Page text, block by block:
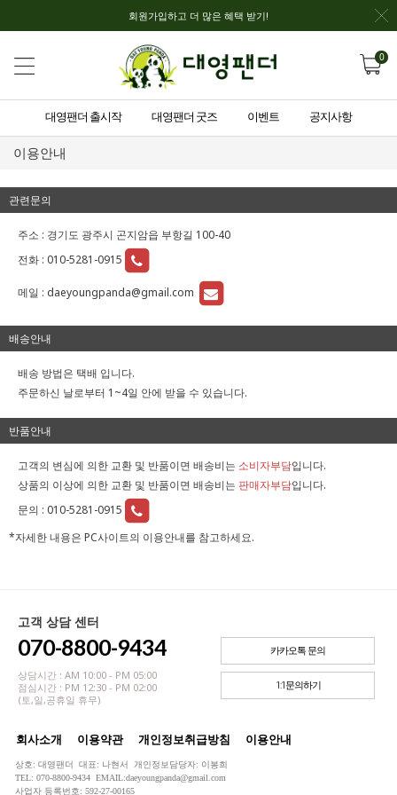
회원가입하고 더 많은 혜택 받기!
0
대영팬더 출시작 대영팬더 굿즈 이벤트 공지사항
이용안내
관련문의
주소 : 경기도 광주시 곤지암읍 부항길 100-40
전화 : 010-5281-0915
메일 : daeyoungpanda@gmail.com
배송안내
배송 방법은 택배 입니다.
주문하신 날로부터 1~4일 안에 받을 수 있습니다.
반품안내
고객의 변심에 의한 교환 및 반품이면 배송비는 소비자부담입니다.
상품의 이상에 의한 교환 및 반품이면 배송비는 판매자부담입니다.
문의 : 010-5281-0915
*자세한 내용은 PC사이트의 이용안내를 참고하세요.
고객 상담 센터
070-8800-9434
상담시간 : AM 10:00 - PM 05:00
점심시간 : PM 12:30 - PM 02:00
(토,일,공휴일 휴무)
카카오톡 문의
1:1문의하기
회사소개 이용약관 개인정보취급방침 이용안내
상호: 대영팬더 대표: 나현서 개인정보담당자: 이봉희
TEL: 070-8800-9434 EMAIL:daeyoungpanda@gmail.com
사업자 등록번호: 592-27-00165